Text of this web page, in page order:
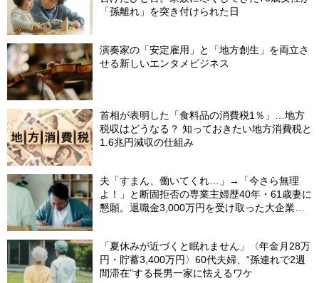
「孫離れ」を突き付けられた日
演奏家の「安定雇用」と「地方創生」を両立さ
せる新しいエンタメビジネス
首相が表明した「食料品の消費税1％」…地方
税収はどうなる？ 知っておきたい地方消費税と
1.6兆円減収の仕組み
夫「すまん、働いてくれ…」→「今さら無理
よ！」と断固拒否の専業主婦歴40年・61歳妻に
懇願。退職金3,000万円を受け取った大企業元
「夏休みが近づくと眠れません」〈年金月28万
円・貯蓄3,400万円〉60代夫婦、“孫連れで2週
間滞在”する長男一家に怯えるワケ